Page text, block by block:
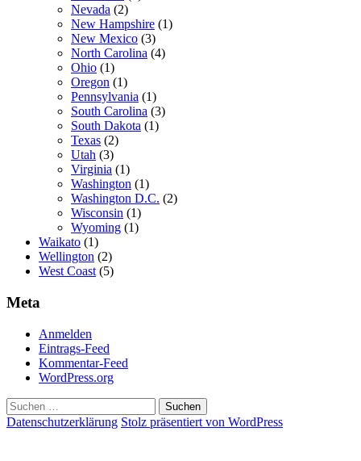
Nevada (2)
New Hampshire (1)
New Mexico (3)
North Carolina (4)
Ohio (1)
Oregon (1)
Pennsylvania (1)
South Carolina (3)
South Dakota (1)
Texas (2)
Utah (3)
Virginia (1)
Washington (1)
Washington D.C. (2)
Wisconsin (1)
Wyoming (1)
Waikato (1)
Wellington (2)
West Coast(5)
Meta
Anmelden
Eintrags-Feed
Kommentar-Feed
WordPress.org
Suchen
nach:
Datenschutzerklärung Stolz präsentiert von WordPress